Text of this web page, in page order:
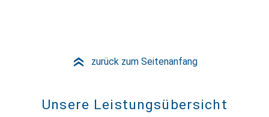
» zurück zum Seitenanfang
Unsere Leistungsübersicht